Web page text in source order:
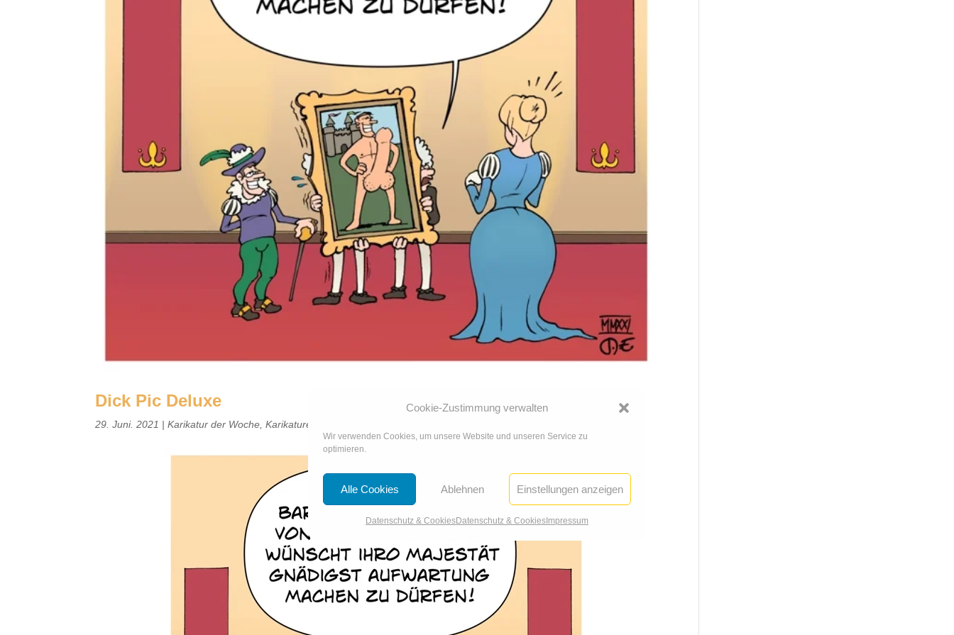
Cookie-Zustimmung verwalten
Wir verwenden Cookies, um unsere Website und unseren Service zu
optimieren.
Alle Cookies Ablehnen Einstellungen anzeigen
Datenschutz & CookiesDatenschutz & CookiesImpressum
Dick Pic Deluxe
29. Juni. 2021 |Karikatur der Woche,Karikaturen 2021